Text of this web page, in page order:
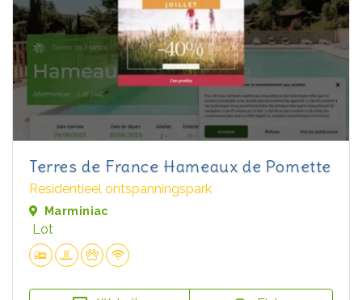
Terres de France Hameaux de Pomette
Residentieel ontspanningspark
Marminiac
Lot